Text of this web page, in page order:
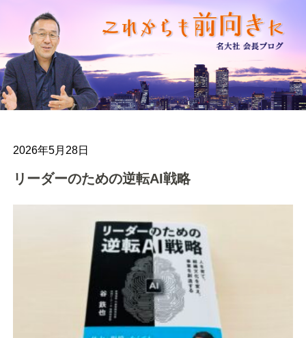
2026年5月28日
リーダーのための逆転AI戦略